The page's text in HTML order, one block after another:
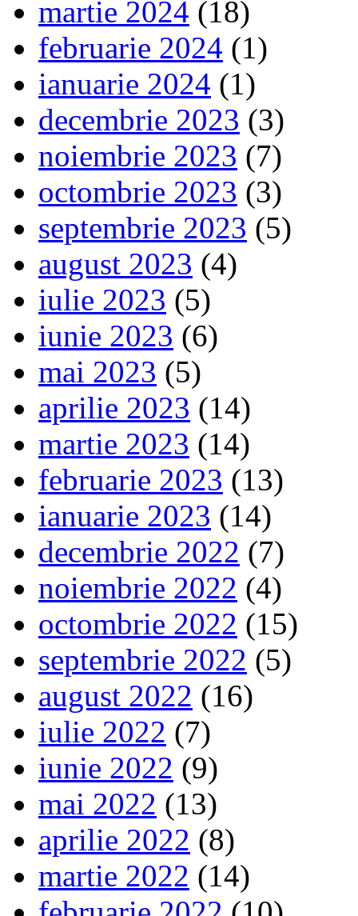
martie 2024 (18)
februarie 2024 (1)
ianuarie 2024 (1)
decembrie 2023 (3)
noiembrie 2023 (7)
octombrie 2023 (3)
septembrie 2023 (5)
august 2023 (4)
iulie 2023 (5)
iunie 2023 (6)
mai 2023 (5)
aprilie 2023 (14)
martie 2023 (14)
februarie 2023 (13)
ianuarie 2023 (14)
decembrie 2022 (7)
noiembrie 2022 (4)
octombrie 2022 (15)
septembrie 2022 (5)
august 2022 (16)
iulie 2022 (7)
iunie 2022 (9)
mai 2022 (13)
aprilie 2022 (8)
martie 2022 (14)